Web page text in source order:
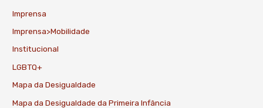
Imprensa
Imprensa>Mobilidade
Institucional
LGBTQ+
Mapa da Desigualdade
Mapa da Desigualdade da Primeira Infância